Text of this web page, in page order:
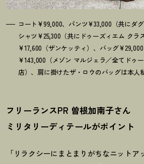
コート¥99,000、パンツ¥33,000（共にダグ
シャツ¥25,300（共にドゥーズィエム クラ
¥17,600（ザンケッティ）、バッグ
¥143,000（メゾン マルジェラ／全てドゥ
店）、肩に掛けたザ・ロウのバッグは本人
フリーランスPR 曽根加南子さん
ミリタリーディテールがポイント
「リラクシーにまとまりがちなニット